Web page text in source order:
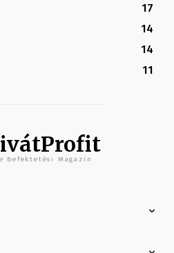
17
14
14
11
Befektetési Magazin